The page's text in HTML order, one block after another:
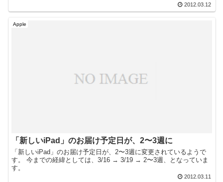
2012.03.12
Apple
「新しいiPad」のお届け予定日が、2〜3週に
「新しいiPad」のお届け予定日が、2〜3週に変更されているようで
す。 今までの経緯としては、3/16 → 3/19 → 2〜3週、となっていま
す。
2012.03.11